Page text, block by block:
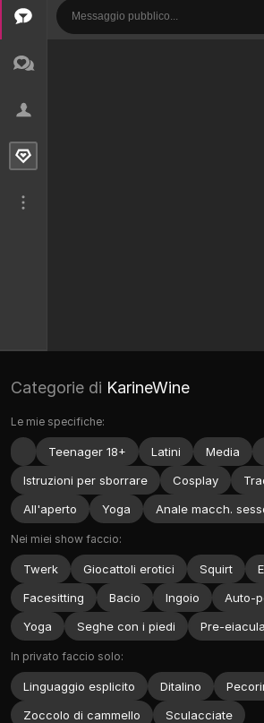
Categorie di KarineWine
Le mie specifiche:
Teenager 18+ Latini Media
Istruzioni per sborrare
Cosplay
All'aperto
Yoga Anale macch.
Nei miei show faccio:
Twerk Giocattoli erotici Squirt
Facesitting
Bacio Ingoio Auto-
Yoga
Seghe con i piedi Pre-
In privato faccio solo:
Linguaggio esplicito Ditalino
Zoccolo di cammello
Sculacciate